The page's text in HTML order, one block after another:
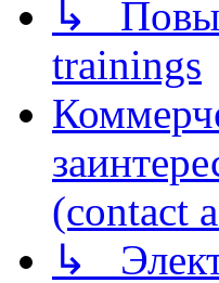
↳
trainings
(contact
↳